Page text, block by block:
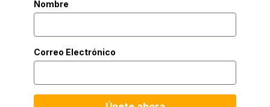
Nombre
Correo Electrónico